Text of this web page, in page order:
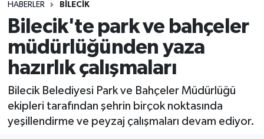
HABERLER BILECIK
Bilecik'te park ve bahçeler
müdürlüğünden yaza
hazırlık çalışmaları
Bilecik Belediyesi Park ve Bahçeler Müdürlüğü
ekipleri tarafından şehrin birçok noktasında
yeşillendirme ve peyzaj çalışmaları devam ediyor.
Rize Jandarma Komutanlığı
Bilim Teknoloji
Advertising news
Süper Lig Puan Durumu ve Fikstür
Tüm Manşetler
Son Dakika Haberleri
Haber Arşivi